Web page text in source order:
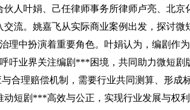
人叶娟、己任律师事务所律师卢亮、北京
流。姚嘉飞从实际商业案例出发，探讨微
中扮演着重要角色。叶娟认为，编剧作
吁业界关注编剧***困境，共同助力微短剧
合理赔偿机制，需要行业共同测算、形成
短剧***高效与公正，实现行业发展与权